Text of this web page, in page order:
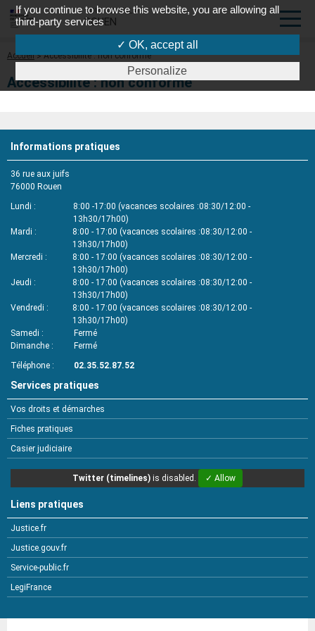
COUR D'APPEL DE
ROUEN
Fil
Accueil Accessibilité : non conforme
Accessibilité : non conforme
Informations pratiques
36 rue aux juifs
76000 Rouen
Lundi
8:00 -17:00 (vacances scolaires :08:30/12:00 -
13h30/17h00)
Mardi
8:00 - 17:00 (vacances scolaires :08:30/12:00 -
13h30/17h00)
Mercredi
8:00 - 17:00 (vacances scolaires :08:30/12:00 -
13h30/17h00)
Jeudi
8:00 - 17:00 (vacances scolaires :08:30/12:00 -
13h30/17h00)
Vendredi
8:00 - 17:00 (vacances scolaires :08:30/12:00 -
13h30/17h00)
Samedi
Fermé
Dimanche
Fermé
Téléphone
02.35.52.87.52
Services pratiques
Vos droits et démarches
Fiches pratiques
Casier judiciaire
Twitter (timelines) is disabled. ✓ Allow
Liens pratiques
Justice.fr
Justice.gouv.fr
Service-public.fr
LegiFrance
If you continue to browse this website, you are allowing all
third-party services
✓ OK, accept all
Personalize